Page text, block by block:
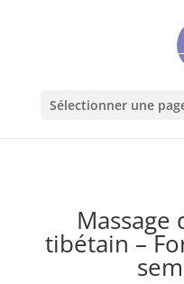
Sélectionner une
Massage
tibétain –